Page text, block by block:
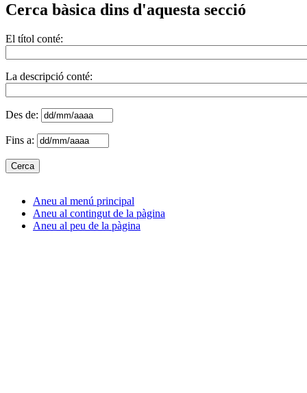
Cerca bàsica dins d'aquesta secció
El títol conté:
La descripció conté:
Des de:
Fins a:
Aneu al menú principal
Aneu al contingut de la pàgina
Aneu al peu de la pàgina